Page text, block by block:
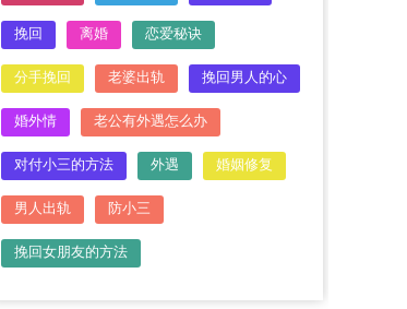
挽回 离婚 恋爱秘诀
分手挽回 老婆出轨 挽回男人的心
婚外情 老公有外遇怎么办
对付小三的方法 外遇 婚姻修复
男人出轨 防小三
挽回女朋友的方法